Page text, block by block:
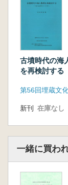
古墳時代の海
を再検討す
年
新刊 在庫なし
一緒に買わ